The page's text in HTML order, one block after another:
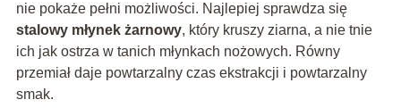
nie pokaże pełni możliwości. Najlepiej sprawdza się
stalowy młynek żarnowy, który kruszy ziarna, a nie tnie
ich jak ostrza w tanich młynkach nożowych. Równy
przemiał daje powtarzalny czas ekstrakcji i powtarzalny
smak.